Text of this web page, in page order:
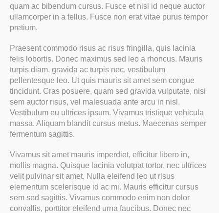
quam ac bibendum cursus. Fusce et nisl id neque auctor
ullamcorper in a tellus. Fusce non erat vitae purus tempor
pretium.
Praesent commodo risus ac risus fringilla, quis lacinia
felis lobortis. Donec maximus sed leo a rhoncus. Mauris
turpis diam, gravida ac turpis nec, vestibulum
pellentesque leo. Ut quis mauris sit amet sem congue
tincidunt. Cras posuere, quam sed gravida vulputate, nisi
sem auctor risus, vel malesuada ante arcu in nisl.
Vestibulum eu ultrices ipsum. Vivamus tristique vehicula
massa. Aliquam blandit cursus metus. Maecenas semper
fermentum sagittis.
Vivamus sit amet mauris imperdiet, efficitur libero in,
mollis magna. Quisque lacinia volutpat tortor, nec ultrices
velit pulvinar sit amet. Nulla eleifend leo ut risus
elementum scelerisque id ac mi. Mauris efficitur cursus
sem sed sagittis. Vivamus commodo enim non dolor
convallis, porttitor eleifend urna faucibus. Donec nec